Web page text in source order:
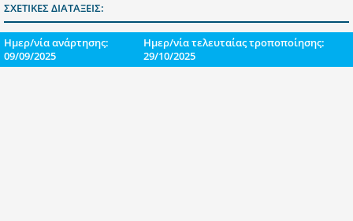
ΣΧΕΤΙΚΕΣ ΔΙΑΤΑΞΕΙΣ:
Ημερ/νία ανάρτησης:
09/09/2025
Ημερ/νία τελευταίας τροποποίησης:
29/10/2025